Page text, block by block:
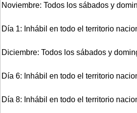
Noviembre: Todos los sábados y
Día 1: Inhábil en todo el territorio
Diciembre: Todos los sábados y
Día 6: Inhábil en todo el territorio
Día 8: Inhábil en todo el territorio